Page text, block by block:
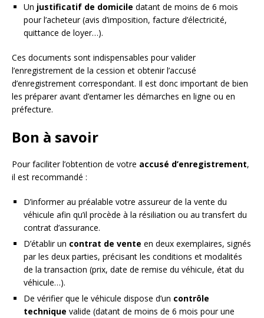
Un justificatif de domicile datant de moins de 6 mois
pour l’acheteur (avis d’imposition, facture d’électricité,
quittance de loyer…).
Ces documents sont indispensables pour valider
l’enregistrement de la cession et obtenir l’accusé
d’enregistrement correspondant. Il est donc important de bien
les préparer avant d’entamer les démarches en ligne ou en
préfecture.
Bon à savoir
Pour faciliter l’obtention de votre accusé d’enregistrement,
il est recommandé :
D’informer au préalable votre assureur de la vente du
véhicule afin qu’il procède à la résiliation ou au transfert du
contrat d’assurance.
D’établir un contrat de vente en deux exemplaires, signés
par les deux parties, précisant les conditions et modalités
de la transaction (prix, date de remise du véhicule, état du
véhicule…).
De vérifier que le véhicule dispose d’un contrôle
technique valide (datant de moins de 6 mois pour une